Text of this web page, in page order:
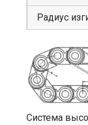
Радиус
Система